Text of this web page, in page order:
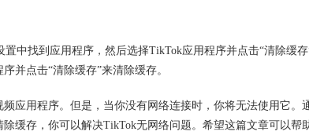
中找到应用程序，然后选择TikTok应用程序并点击“清除缓
并点击“清除缓存”来清除缓存。
应用程序。但是，当你没有网络连接时，你将无法使用它。
缓存，你可以解决TikTok无网络问题。希望这篇文章可以帮